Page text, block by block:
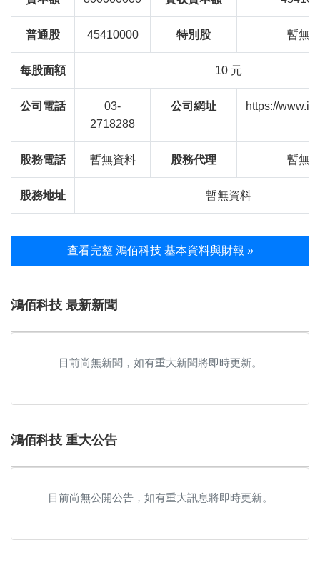
普通股 45410000 特別股 暫無
每股面額 10 元
公司電話
03-
2718288
公司網址 https://
股務電話 暫無資料 股務代理 暫無
股務地址 暫無資料
查看完整 鴻佰科技 基本資料與財報 »
鴻佰科技 最新新聞
目前尚無新聞，如有重大新聞將即時更新。
鴻佰科技 重大公告
目前尚無公開公告，如有重大訊息將即時更新。